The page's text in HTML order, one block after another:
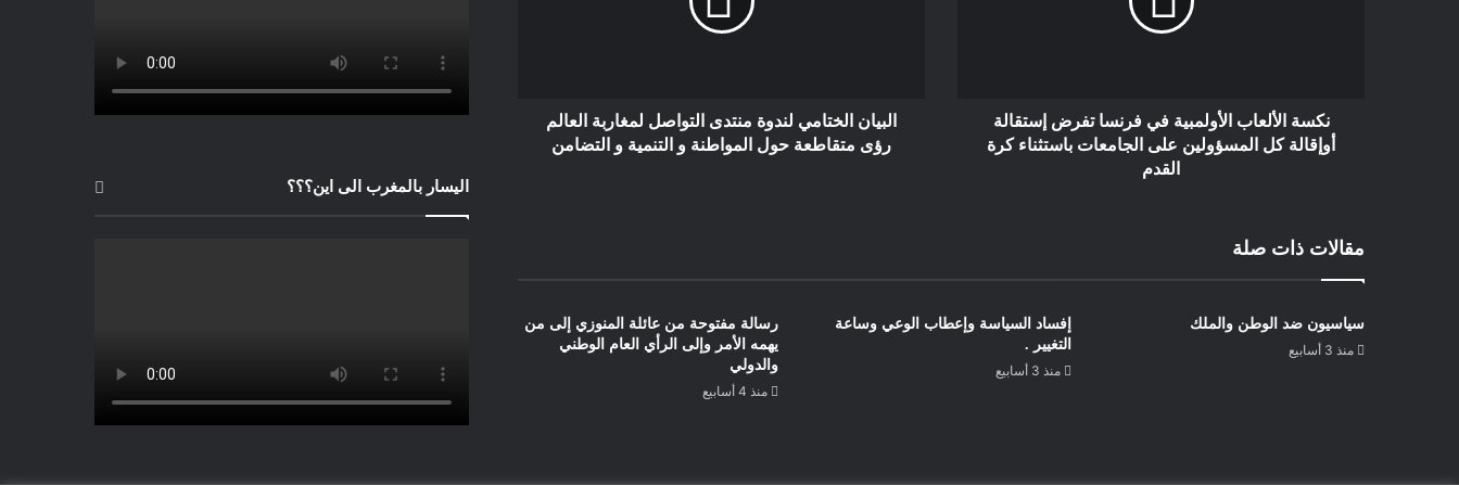
المواجهة المحتملة بين الجزائر والمغرب بعد
نكسة الألعاب الأولمبية في فرنسا تفرض إستقالة
أوإقالة كل المسؤولين على الجامعات باستثناء كرة
القدم
البيان الختامي لندوة منتدى التواصل لمغاربة العالم
رؤى متقاطعة حول المواطنة و التنمية و التضامن
مقالات ذات صلة
سياسيون ضد الوطن والملك
منذ 3 أسابيع
إفساد السياسة وإعطاب الوعي وساعة
التغيير .
منذ 3 أسابيع
رسالة مفتوحة من عائلة المنوزي إلى من
يهمه الأمر وإلى الرأي العام الوطني
والدولي
منذ 4 أسابيع
اليسار بالمغرب الى اين؟؟؟